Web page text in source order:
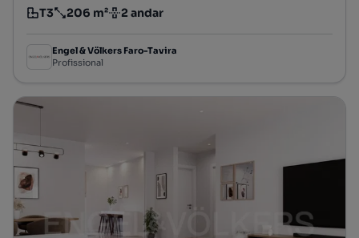
Tipologia
T3
Preço por metro quadrado
206 m²
Andar 2 andar
Engel & Völkers Faro-Tavira
Profissional